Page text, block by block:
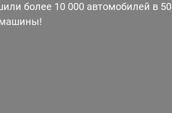
более 10 000 автомобилей в
машины!